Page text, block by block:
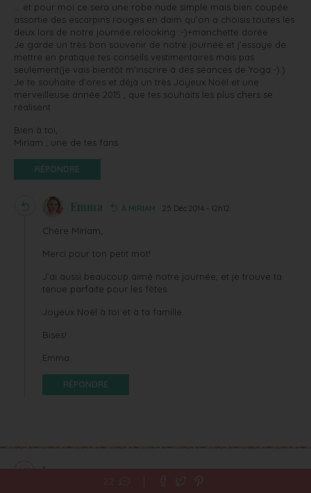
… et pour moi ce sera une robe nude simple mais bien coupée
assortie des escarpins rouges en daim qu’on a choisis toutes les
deux lors de notre journée relooking :-)+manchette dorée.
Je garde un très bon souvenir de notre journée et j’essaye de
mettre en pratique tes conseils vestimentaires mais pas
seulement(je vais bientôt m’inscrire à des séances de Yoga:-).)
Je te souhaite d’ores et déjà un très Joyeux Noël et une
merveilleuse année 2015 , que tes souhaits les plus chers se
réalisent.
Bien à toi,
Miriam , une de tes fans
RÉPONDRE
Emma À MIRIAM 25 Déc 2014 - 12h12
Chère Miriam,
Merci pour ton petit mot!
J’ai aussi beaucoup aimé notre journée, et je trouve ta
tenue parfaite pour les fêtes.
Joyeux Noël à toi et à ta famille.
Bises!
Emma
RÉPONDRE
Lea